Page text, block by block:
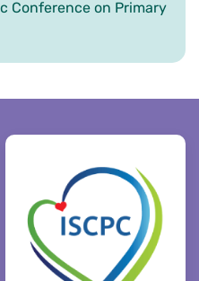
Conference on Primary